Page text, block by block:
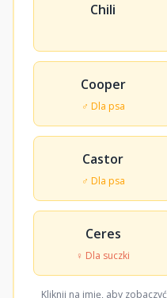
Chili
Cooper
♂ Dla psa
Castor
♂ Dla psa
Ceres
♀ Dla suczki
Kliknij na imię, aby